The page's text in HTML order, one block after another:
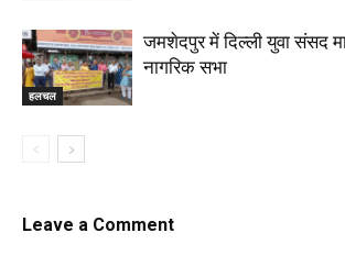
हलचल
जमशेदपुर में दिल्ली युवा संसद
नागरिक सभा
Leave a Comment